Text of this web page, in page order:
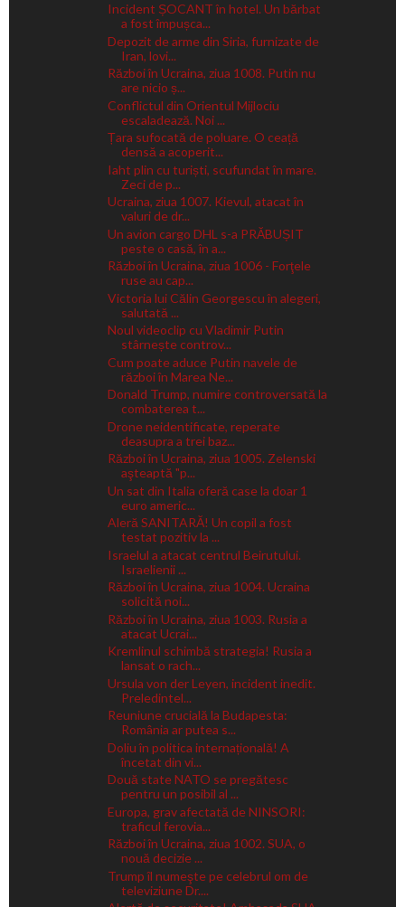
Incident ȘOCANT în hotel. Un bărbat
a fost împușca...
Depozit de arme din Siria, furnizate de
Iran, lovi...
Război în Ucraina, ziua 1008. Putin nu
are nicio ș...
Conflictul din Orientul Mijlociu
escaladează. Noi ...
Țara sufocată de poluare. O ceață
densă a acoperit...
Iaht plin cu turiști, scufundat în mare.
Zeci de p...
Ucraina, ziua 1007. Kievul, atacat în
valuri de dr...
Un avion cargo DHL s-a PRĂBUȘIT
peste o casă, în a...
Război în Ucraina, ziua 1006 - Forţele
ruse au cap...
Victoria lui Călin Georgescu în alegeri,
salutată ...
Noul videoclip cu Vladimir Putin
stârnește controv...
Cum poate aduce Putin navele de
război în Marea Ne...
Donald Trump, numire controversată la
combaterea t...
Drone neidentificate, reperate
deasupra a trei baz...
Război în Ucraina, ziua 1005. Zelenski
aşteaptă "p...
Un sat din Italia oferă case la doar 1
euro americ...
Aleră SANITARĂ! Un copil a fost
testat pozitiv la ...
Israelul a atacat centrul Beirutului.
Israelienii ...
Război în Ucraina, ziua 1004. Ucraina
solicită noi...
Război în Ucraina, ziua 1003. Rusia a
atacat Ucrai...
Kremlinul schimbă strategia! Rusia a
lansat o rach...
Ursula von der Leyen, incident inedit.
Preledintel...
Reuniune crucială la Budapesta:
România ar putea s...
Doliu în politica internațională! A
încetat din vi...
Două state NATO se pregătesc
pentru un posibil al ...
Europa, grav afectată de NINSORI:
traficul ferovia...
Război în Ucraina, ziua 1002. SUA, o
nouă decizie ...
Trump îl numeşte pe celebrul om de
televiziune Dr....